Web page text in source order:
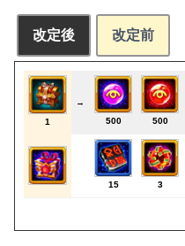
改定後 改定前
1
→
500
500
15 3